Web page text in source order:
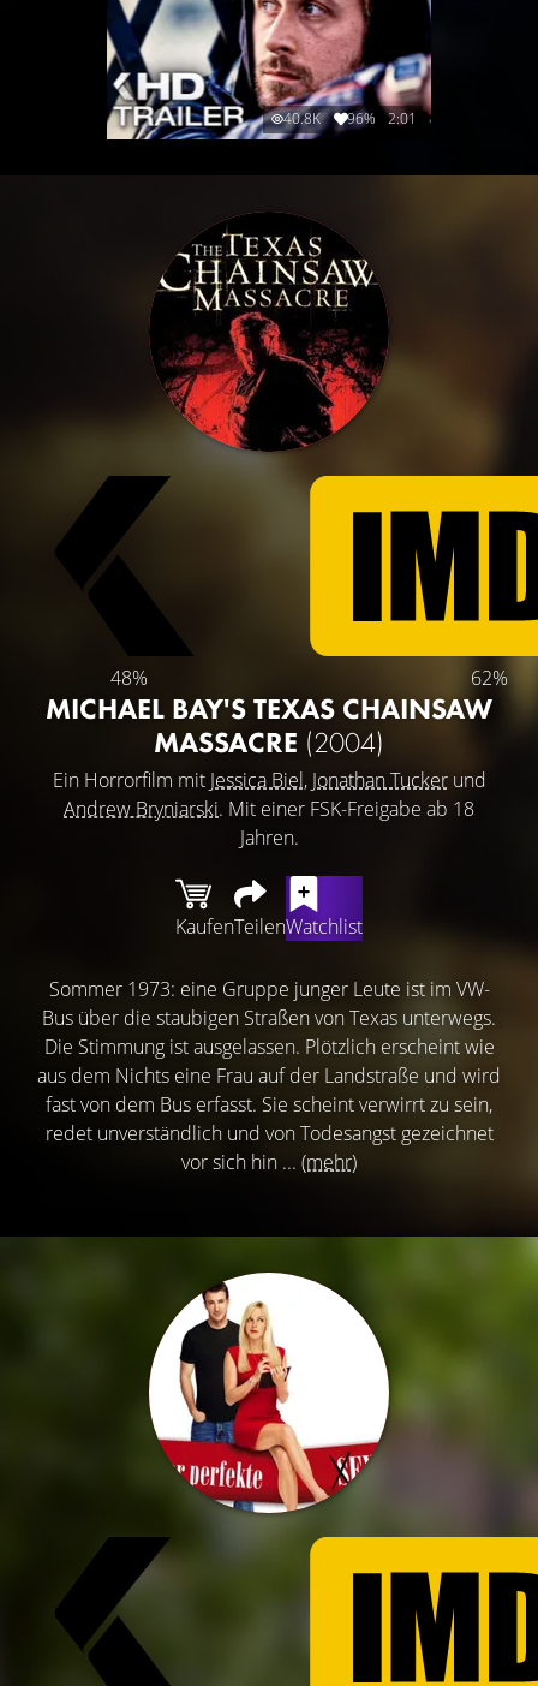
40.8K 96% 2:01
48% 62%
MICHAEL BAY'S TEXAS CHAINSAW
MASSACRE (2004)
Ein Horrorfilm mit Jessica Biel, Jonathan Tuckerund
Andrew Bryniarski. Mit einer FSK-Freigabe ab 18
Jahren.
KaufenTeilenWatchlist
Sommer 1973: eine Gruppe junger Leute ist im VW-
Bus über die staubigen Straßen von Texas unterwegs.
Die Stimmung ist ausgelassen. Plötzlich erscheint wie
aus dem Nichts eine Frau auf der Landstraße und wird
fast von dem Bus erfasst. Sie scheint verwirrt zu sein,
redet unverständlich und von Todesangst gezeichnet
vor sich hin ... (mehr)